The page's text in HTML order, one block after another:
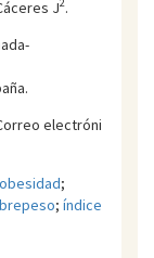
J2.
electróni
obesidad;
; índice